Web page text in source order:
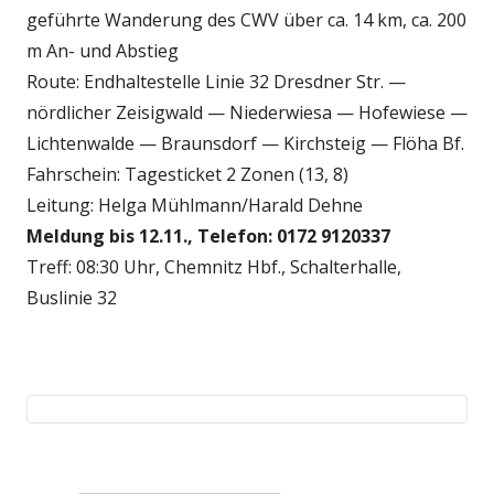
geführte Wanderung des CWV über ca. 14 km, ca. 200
m An- und Abstieg
Route: Endhaltestelle Linie 32 Dresdner Str. —
nördlicher Zeisigwald — Niederwiesa — Hofewiese —
Lichtenwalde — Braunsdorf — Kirchsteig — Flöha Bf.
Fahrschein: Tagesticket 2 Zonen (13, 8)
Leitung: Helga Mühlmann/Harald Dehne
Meldung bis 12.11., Telefon: 0172 9120337
Treff: 08:30 Uhr, Chemnitz Hbf., Schalterhalle,
Buslinie 32